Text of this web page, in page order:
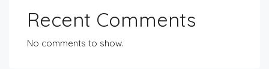
Recent Comments
No comments to show.